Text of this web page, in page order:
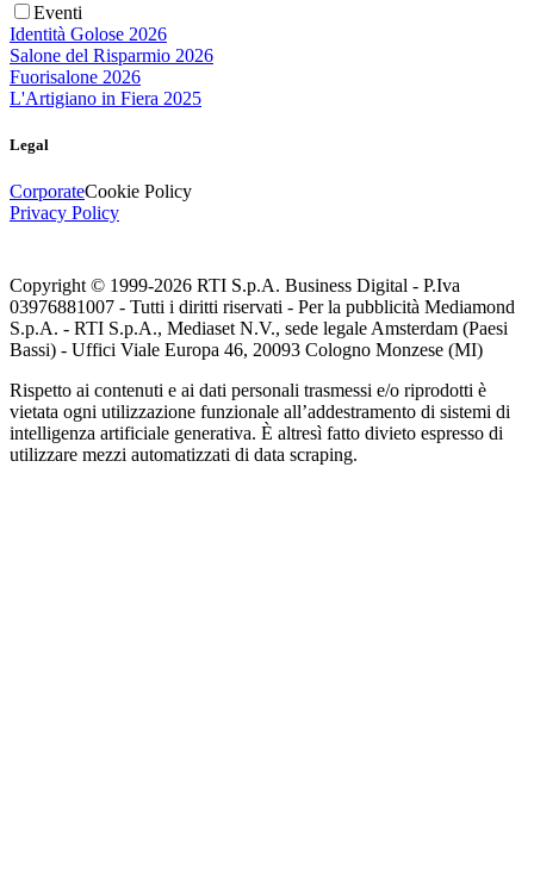
Eventi
Identità Golose 2026
Salone del Risparmio 2026
Fuorisalone 2026
L'Artigiano in Fiera 2025
Legal
CorporateCookie Policy
Privacy Policy
Copyright © 1999-2026 RTI S.p.A. Business Digital - P.Iva
03976881007 - Tutti i diritti riservati - Per la pubblicità Mediamond
S.p.A. - RTI S.p.A., Mediaset N.V., sede legale Amsterdam (Paesi
Bassi) - Uffici Viale Europa 46, 20093 Cologno Monzese (MI)
Rispetto ai contenuti e ai dati personali trasmessi e/o riprodotti è
vietata ogni utilizzazione funzionale all’addestramento di sistemi di
intelligenza artificiale generativa. È altresì fatto divieto espresso di
utilizzare mezzi automatizzati di data scraping.